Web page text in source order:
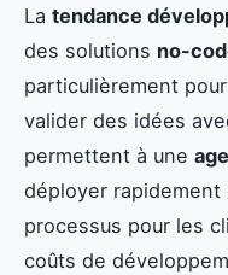
La tendance
des solutions no-
particulièrement
valider des idées
permettent à une
déployer
processus pour les
coûts de